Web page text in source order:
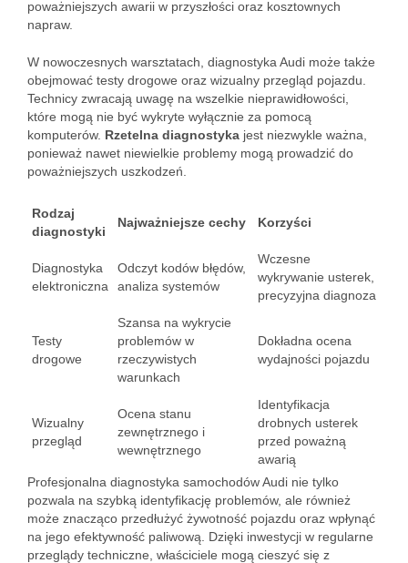
poważniejszych awarii w przyszłości oraz kosztownych
napraw.
W nowoczesnych warsztatach, diagnostyka Audi może także
obejmować testy drogowe oraz wizualny przegląd pojazdu.
Technicy zwracają uwagę na wszelkie nieprawidłowości,
które mogą nie być wykryte wyłącznie za pomocą
komputerów. Rzetelna diagnostyka jest niezwykle ważna,
ponieważ nawet niewielkie problemy mogą prowadzić do
poważniejszych uszkodzeń.
Rodzaj
diagnostyki
Najważniejsze cechy Korzyści
Diagnostyka
elektroniczna
Odczyt kodów błędów,
analiza systemów
Wczesne
wykrywanie usterek,
precyzyjna diagnoza
Testy
drogowe
Szansa na wykrycie
problemów w
rzeczywistych
warunkach
Dokładna ocena
wydajności pojazdu
Wizualny
przegląd
Ocena stanu
zewnętrznego i
wewnętrznego
Identyfikacja
drobnych usterek
przed poważną
awarią
Profesjonalna diagnostyka samochodów Audi nie tylko
pozwala na szybką identyfikację problemów, ale również
może znacząco przedłużyć żywotność pojazdu oraz wpłynąć
na jego efektywność paliwową. Dzięki inwestycji w regularne
przeglądy techniczne, właściciele mogą cieszyć się z